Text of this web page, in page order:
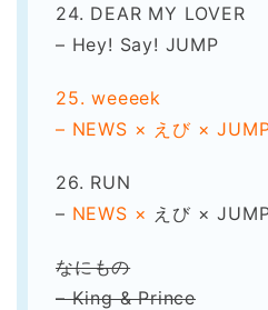
24. DEAR MY LOVER
– Hey! Say! JUMP
25. weeeek
– NEWS × えび ×
26. RUN
– NEWS × えび ×
なにもの
– King & Prince